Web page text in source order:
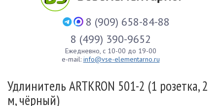
8 (909) 658-84-88
8 (499) 390-9652
Ежедневно, с 10-00 до 19-00
e-mail: info@vse-elementarno.ru
Удлинитель ARTKRON 501-2 (1 розетка, 2
м, чёрный)